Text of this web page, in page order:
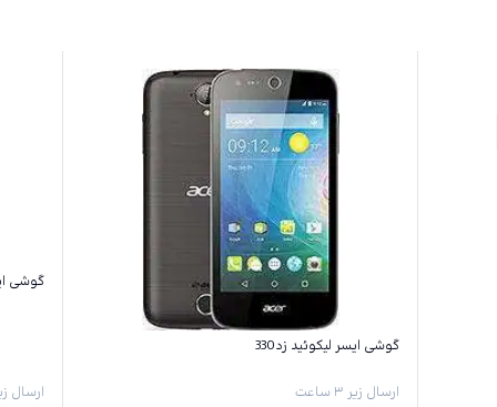
گوشی ایسر لیکوئید زد330
ارسال زیر ۳ ساعت
گوشی
ارسال زیر ۳